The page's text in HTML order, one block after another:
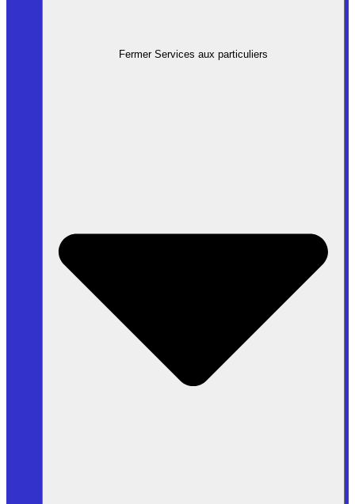
Fermer Services aux particuliers